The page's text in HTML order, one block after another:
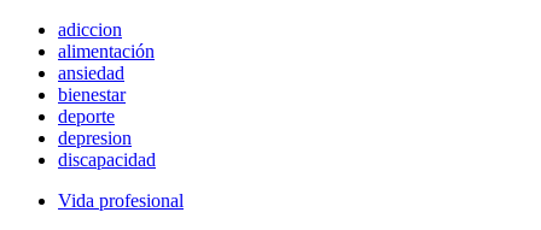
adiccion
alimentación
ansiedad
bienestar
deporte
depresion
discapacidad
Vida profesional